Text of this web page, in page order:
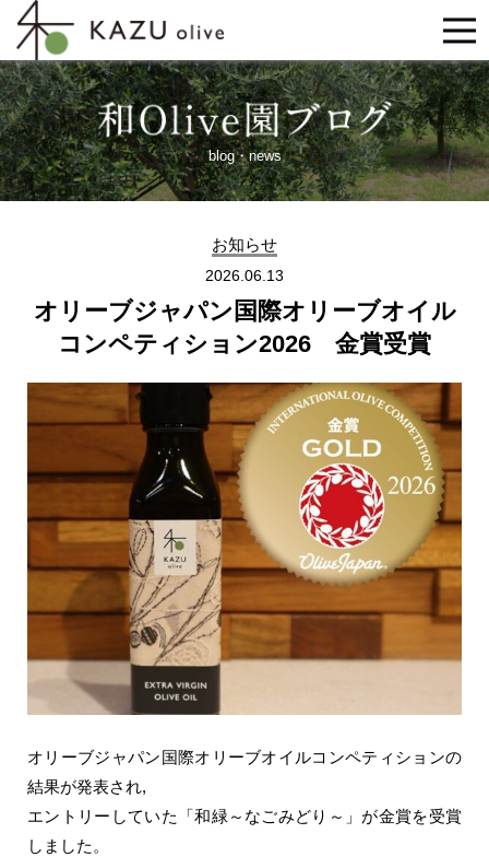
blog・news
お知らせ
2026.06.13
オリーブジャパン国際オリーブオイル
コンペティション2026 金賞受賞
オリーブジャパン国際オリーブオイルコンペティションの
結果が発表され,
エントリーしていた「和緑～なごみどり～」が金賞を受賞
しました。